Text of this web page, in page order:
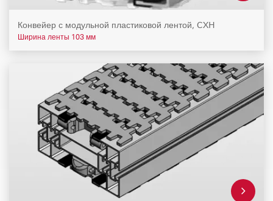
Конвейер с модульной пластиковой лентой, CXH
Ширина ленты 103 мм